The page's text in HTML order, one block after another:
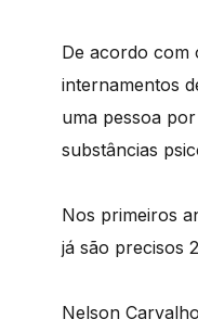
De acordo com
internamentos
uma pessoa
substâncias
Nos primeiros
já são precisos
Nelson